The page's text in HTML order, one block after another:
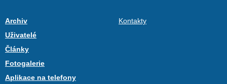
Archiv
Uživatelé
Články
Fotogalerie
Aplikace na telefony
Kontakty